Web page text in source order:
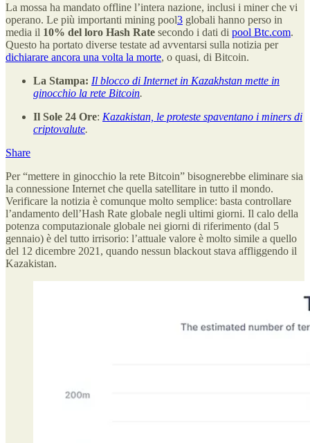
La mossa ha mandato offline l’intera nazione, inclusi i miner che vi
operano. Le più importanti mining pool3 globali hanno perso in
media il 10% del loro Hash Rate secondo i dati di pool Btc.com.
Questo ha portato diverse testate ad avventarsi sulla notizia per
dichiarare ancora una volta la morte, o quasi, di Bitcoin.
La Stampa: Il blocco di Internet in Kazakhstan mette in
ginocchio la rete Bitcoin.
Il Sole 24 Ore: Kazakistan, le proteste spaventano i miners di
criptovalute.
Share
Per “mettere in ginocchio la rete Bitcoin” bisognerebbe eliminare sia
la connessione Internet che quella satellitare in tutto il mondo.
Verificare la notizia è comunque molto semplice: basta controllare
l’andamento dell’Hash Rate globale negli ultimi giorni. Il calo della
potenza computazionale globale nei giorni di riferimento (dal 5
gennaio) è del tutto irrisorio: l’attuale valore è molto simile a quello
del 12 dicembre 2021, quando nessun blackout stava affliggendo il
Kazakistan.